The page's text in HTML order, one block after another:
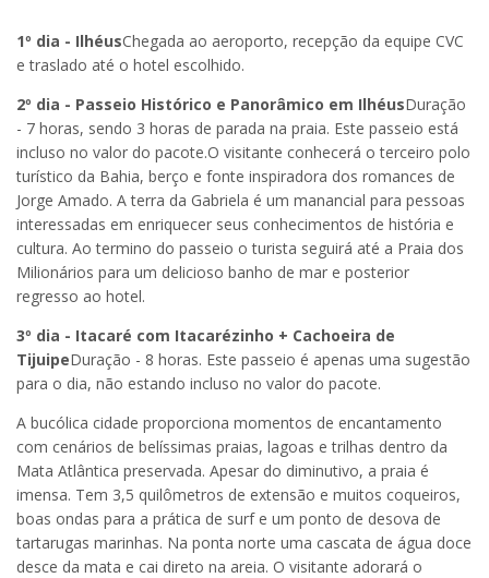
1º dia - IlhéusChegada ao aeroporto, recepção da equipe CVC
e traslado até o hotel escolhido.
2º dia - Passeio Histórico e Panorâmico em IlhéusDuração
- 7 horas, sendo 3 horas de parada na praia. Este passeio está
incluso no valor do pacote.O visitante conhecerá o terceiro polo
turístico da Bahia, berço e fonte inspiradora dos romances de
Jorge Amado. A terra da Gabriela é um manancial para pessoas
interessadas em enriquecer seus conhecimentos de história e
cultura. Ao termino do passeio o turista seguirá até a Praia dos
Milionários para um delicioso banho de mar e posterior
regresso ao hotel.
3º dia - Itacaré com Itacarézinho + Cachoeira de
TijuipeDuração - 8 horas. Este passeio é apenas uma sugestão
para o dia, não estando incluso no valor do pacote.
A bucólica cidade proporciona momentos de encantamento
com cenários de belíssimas praias, lagoas e trilhas dentro da
Mata Atlântica preservada. Apesar do diminutivo, a praia é
imensa. Tem 3,5 quilômetros de extensão e muitos coqueiros,
boas ondas para a prática de surf e um ponto de desova de
tartarugas marinhas. Na ponta norte uma cascata de água doce
desce da mata e cai direto na areia. O visitante adorará o